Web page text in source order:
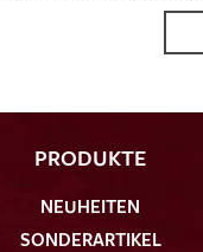
PRODUKTE
NEUHEITEN
SONDERARTIKEL